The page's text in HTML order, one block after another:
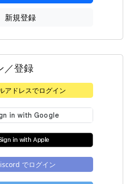
新規登録
／登録
アドレスでログイン
in with Apple
でログイン